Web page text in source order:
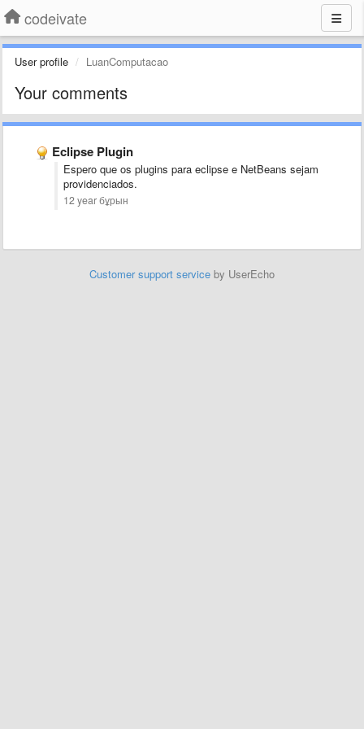
codeivate
User profile LuanComputacao
Your comments
Eclipse Plugin
Espero que os plugins para eclipse e NetBeans sejam
providenciados.
12 year бұрын
Customer support service by UserEcho